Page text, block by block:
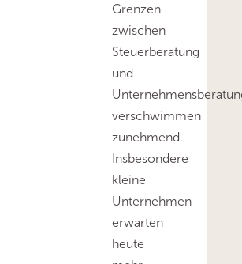
Grenzen
zwischen
Steuerberatung
und
verschwimmen
zunehmend.
Insbesondere
kleine
Unternehmen
erwarten
heute